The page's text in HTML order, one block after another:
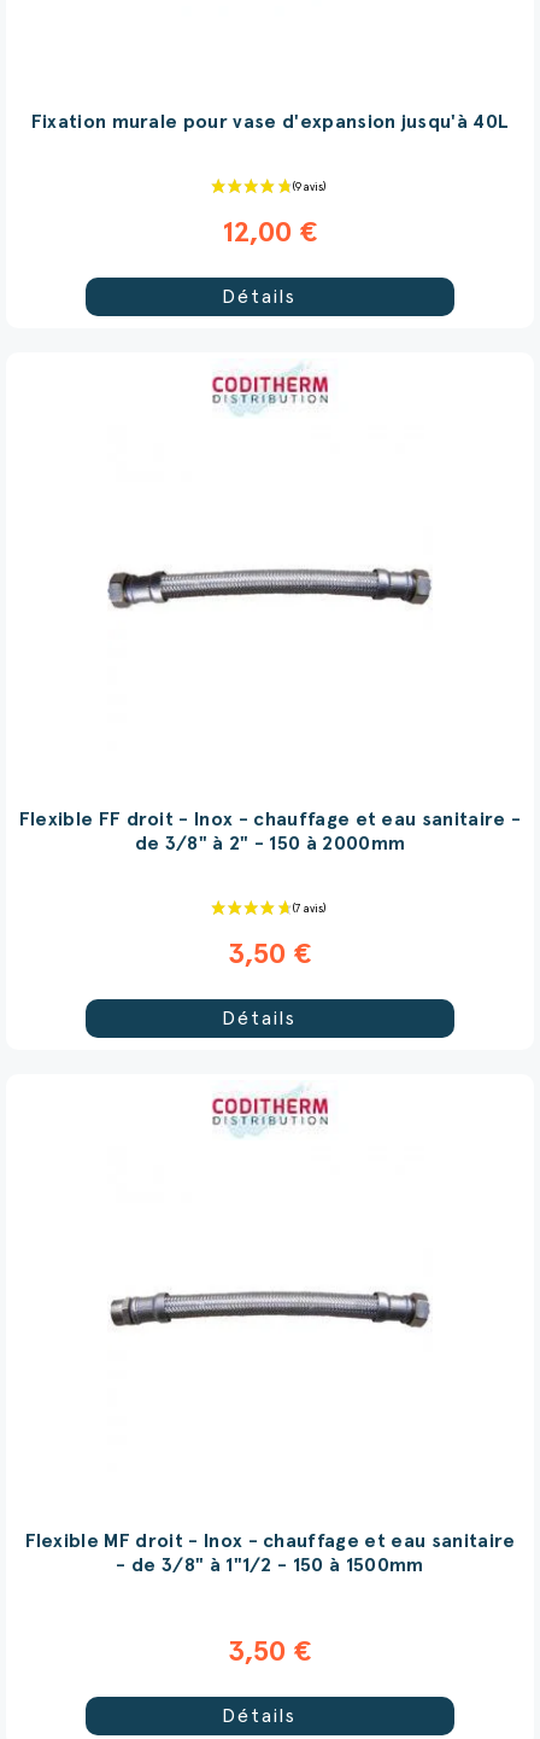
Fixation murale pour vase d'expansion jusqu'à 40L
12,00 €
Détails
Flexible FF droit - Inox - chauffage et eau sanitaire -
de 3/8" à 2" - 150 à 2000mm
3,50 €
Détails
Flexible MF droit - Inox - chauffage et eau sanitaire
- de 3/8" à 1"1/2 - 150 à 1500mm
3,50 €
Détails